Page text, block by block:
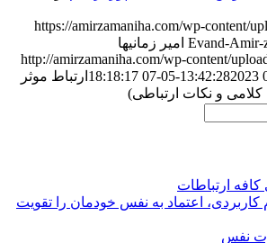
https://amirzamaniha.com/wp-content/
Evand-Amir- امیر زمانیها
http://amirzamaniha.com/wp-content/
2023-05-07 18:18:17
ارتباط موثر
و نکات ارتباطی)
ارتباطات
در ۱۰ گام کاربردی، اعتماد به نفس خودمان را تقویت
نفس